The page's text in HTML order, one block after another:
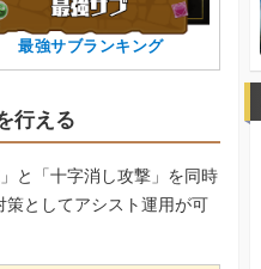
最強サブランキング
行える
と「十字消し攻撃」を同時
策としてアシスト運用が可